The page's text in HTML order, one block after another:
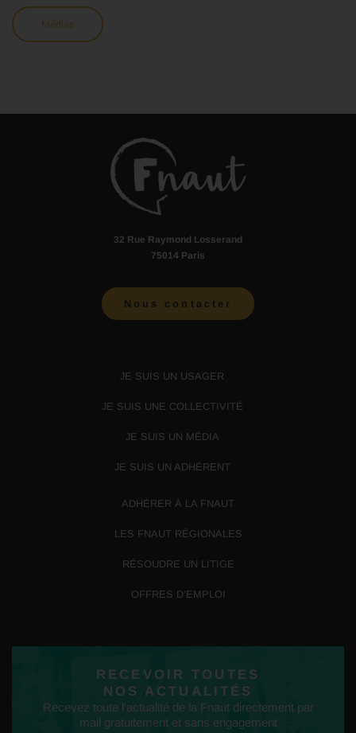
Médias
32 Rue Raymond Losserand
75014 Paris
Nous contacter
JE SUIS UN USAGER
JE SUIS UNE COLLECTIVITÉ
JE SUIS UN MÉDIA
JE SUIS UN ADHÉRENT
ADHÉRER À LA FNAUT
LES FNAUT RÉGIONALES
RÉSOUDRE UN LITIGE
OFFRES D’EMPLOI
RECEVOIR TOUTES
NOS ACTUALITÉS
Recevez toute l'actualité de la Fnaut directement par
mail gratuitement et sans engagement